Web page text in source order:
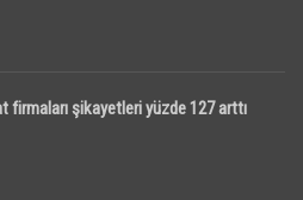
firmaları şikayetleri yüzde 127 arttı